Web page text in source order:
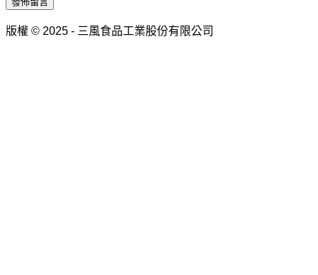
版權 © 2025 - 三風食品工業股份有限公司